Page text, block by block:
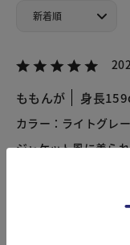
ももんが 身長
カラー：ライトグレー
ジャケット風に着ら
少し重さはあります
思った以上に使える